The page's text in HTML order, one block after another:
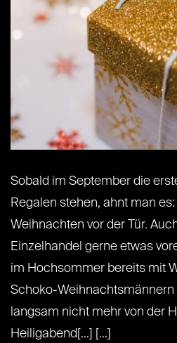
Sobald im September die
Regalen stehen, ahnt man
Weihnachten vor der Tür.
Einzelhandel gerne etwas
im Hochsommer bereits mit
Schoko-Weihnachtsmännern
langsam nicht mehr von der
Heiligabend[...] [...]